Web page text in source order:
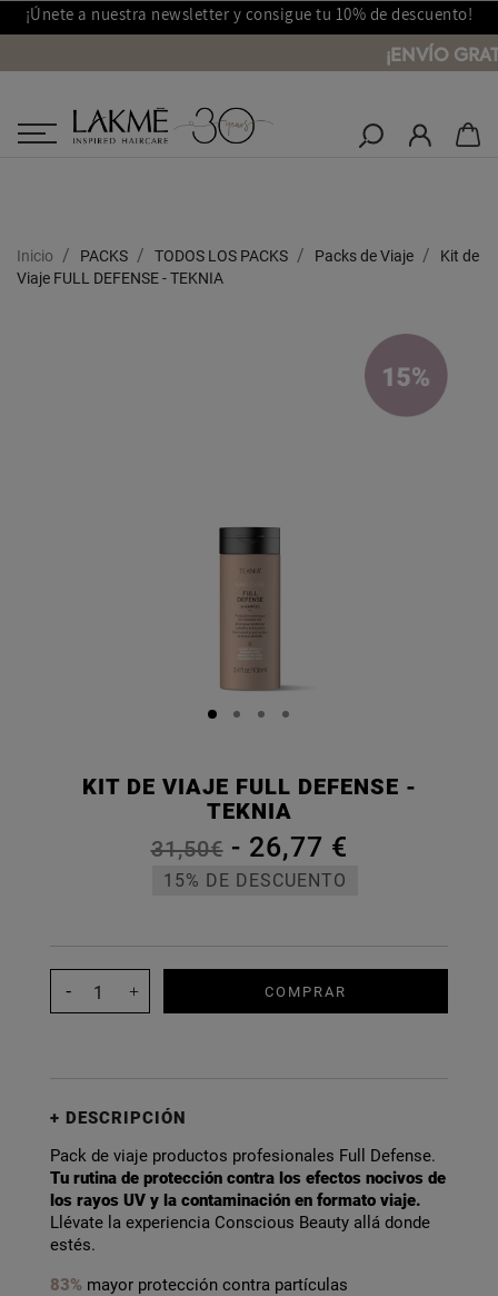
¡Únete a nuestra newsletter y consigue tu 10% de descuento!
¡ENVÍO
Salones Lakmé
Inicio PACKS TODOS LOS PACKS Packs de Viaje
Kit de
Viaje FULL DEFENSE - TEKNIA
KIT DE VIAJE FULL DEFENSE -
TEKNIA
31,50€- 26,77 €
15% DE DESCUENTO
COMPRAR
DESCRIPCIÓN
Pack de viaje productos profesionales Full Defense.
Tu rutina de protección contra los efectos nocivos de
los rayos UV y la contaminación en formato viaje.
Llévate la experiencia Conscious Beauty allá donde
estés.
83% mayor protección contra partículas